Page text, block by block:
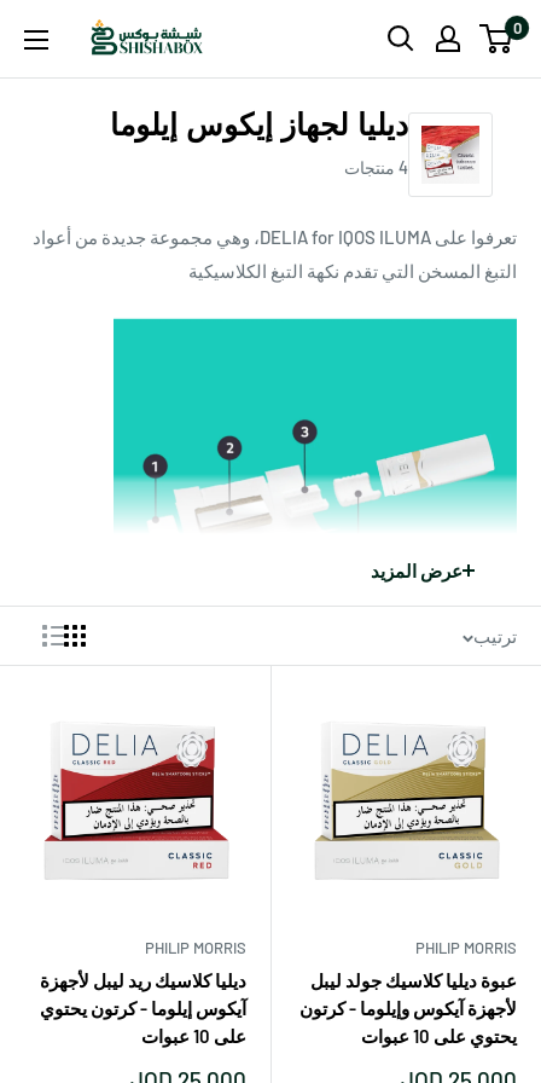
‏تجاوز
المحتوى
Shishabox
0
ديليا لجهاز إيكوس إيلوما
4 ‏منتجات
تعرفوا على DELIA for IQOS ILUMA، وهي مجموعة جديدة من أعواد
التبغ المسخن التي تقدم نكهة التبغ الكلاسيكية
بفضل تصميمها المحكم، تبقى الحافظة نظيفة وخالية من بقايا التبغ
بعد الاستخدام. كما أنها تسهل إدخال عود التبغ وإخراجه.
داخل عود التبغ، حيث يقوم بتسخين التبغ بلطف.
3. قناة مجوفة
تضمن القناة المجوفة تدفق الكمية المناسبة من بخار التبغ عبر عود
عرض المزيد
ترتيب
PHILIP MORRIS
عبوة ديليا كلاسيك جولد ليبل
لأجهزة آيكوس وإيلوما - كرتون
يحتوي على 10 عبوات
PHILIP MORRIS
ديليا كلاسيك ريد ليبل لأجهزة
آيكوس إيلوما - كرتون يحتوي
على 10 عبوات